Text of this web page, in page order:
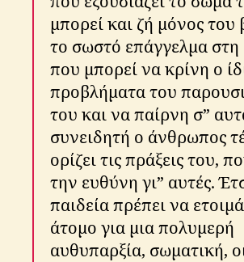
k
o
s
μπορεί και ζή μόνος του
το σωστό επάγγελμα στη
που μπορεί να κρίνη ο
προβλήματα του
του και να παίρνη σ”
συνειδητή ο άνθρωπος
ορίζει τις πράξεις του,
την ευθύνη γι” αυτές.
παιδεία πρέπει να
άτομο για μια πολυμερή
αυθυπαρξία, σωματική,